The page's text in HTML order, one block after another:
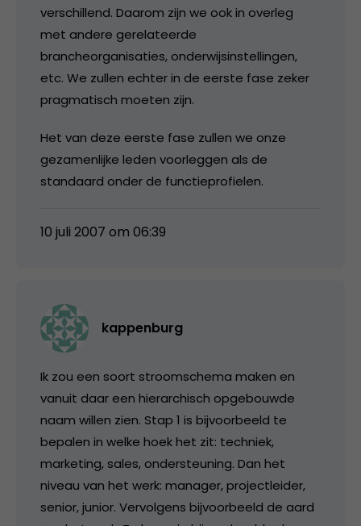
verschillend. Daarom zijn we ook in overleg
met andere gerelateerde
brancheorganisaties, onderwijsinstellingen,
etc. We zullen echter in de eerste fase zeker
pragmatisch moeten zijn.
Het van deze eerste fase zullen we onze
gezamenlijke leden voorleggen als de
standaard onder de functieprofielen.
10 juli 2007 om 06:39
kappenburg
Ik zou een soort stroomschema maken en
vanuit daar een hierarchisch opgebouwde
naam willen zien. Stap 1 is bijvoorbeeld te
bepalen in welke hoek het zit: techniek,
marketing, sales, ondersteuning. Dan het
niveau van het werk: manager, projectleider,
senior, junior. Vervolgens bijvoorbeeld de aard